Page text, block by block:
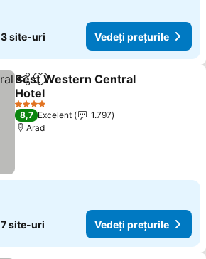
3 site-uri Vedeți prețurile
DistribuițiAdăugaţi la favorite
Best Western Central
Hotel
4 Stele
8,7 Excelent
1.797
Arad
7 site-uri Vedeți prețurile